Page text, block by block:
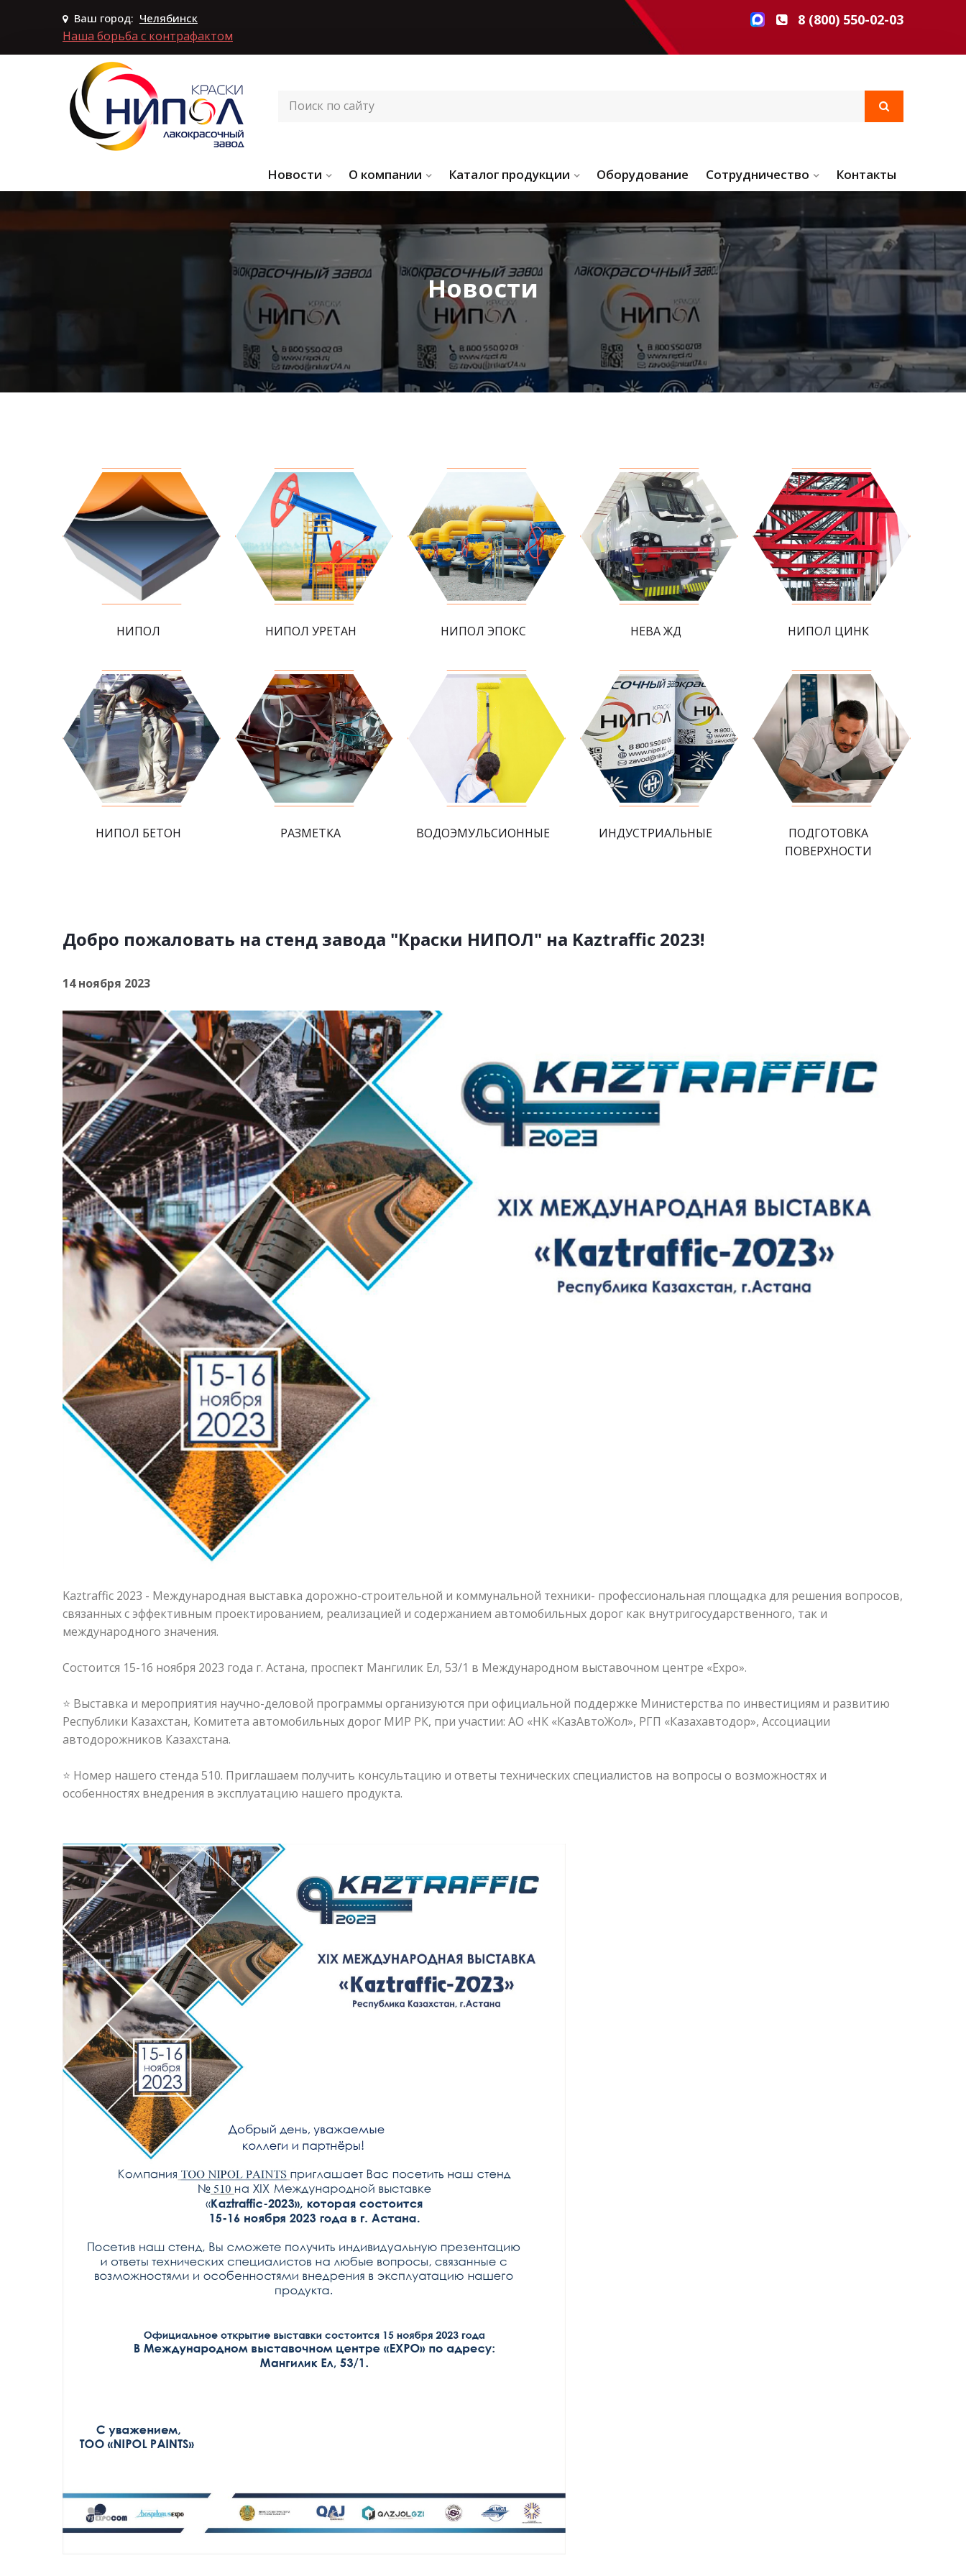
Ваш город: Челябинск
Наша борьба с контрафактом
8 (800) 550-02-03
Новости О компании Каталог продукции Оборудование Сотрудничество Контакты
Новости
НИПОЛ НИПОЛ УРЕТАН НИПОЛ ЭПОКС НЕВА ЖД НИПОЛ ЦИНК
НИПОЛ БЕТОН РАЗМЕТКА ВОДОЭМУЛЬСИОННЫЕ ИНДУСТРИАЛЬНЫЕ
ПОДГОТОВКА
ПОВЕРХНОСТИ
Добро пожаловать на стенд завода "Краски НИПОЛ" на Kaztraffic 2023!
14 ноября 2023
Kaztraffic 2023 - Международная выставка дорожно-строительной и коммунальной техники- профессиональная площадка для решения вопросов,
связанных с эффективным проектированием, реализацией и содержанием автомобильных дорог как внутригосударственного, так и
международного значения.
Состоится 15-16 ноября 2023 года г. Астана, проспект Мангилик Ел, 53/1 в Международном выставочном центре «Expo».
⭐ Выставка и мероприятия научно-деловой программы организуются при официальной поддержке Министерства по инвестициям и развитию
Республики Казахстан, Комитета автомобильных дорог МИР РК, при участии: АО «НК «КазАвтоЖол», РГП «Казахавтодор», Ассоциации
автодорожников Казахстана.
⭐ Номер нашего стенда 510. Приглашаем получить консультацию и ответы технических специалистов на вопросы о возможностях и
особенностях внедрения в эксплуатацию нашего продукта.